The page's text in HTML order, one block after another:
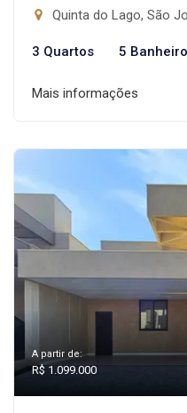
Quinta do Lago, São
3 Quartos 5
Mais informações
A partir de:
R$ 1.099.000